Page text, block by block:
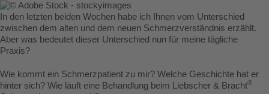
In den letzten beiden Wochen habe ich Ihnen vom Unterschied
zwischen dem alten und dem neuen Schmerzverständnis erzählt.
Aber was bedeutet dieser Unterschied nun für meine tägliche
Praxis?
Wie kommt ein Schmerzpatient zu mir? Welche Geschichte hat er
hinter sich? Wie läuft eine Behandlung beim Liebscher & Bracht®